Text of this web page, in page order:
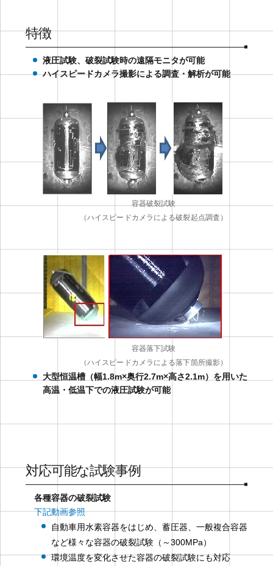
特徴
液圧試験、破裂試験時の遠隔モニタが可能
ハイスピードカメラ撮影による調査・解析が可能
容器破裂試験
（ハイスピードカメラによる破裂起点調査）
容器落下試験
（ハイスピードカメラによる落下箇所撮影）
大型恒温槽（幅1.8m×奥行2.7m×高さ2.1m）を用いた
高温・低温下での液圧試験が可能
対応可能な試験事例
各種容器の破裂試験
下記動画参照
自動車用水素容器をはじめ、蓄圧器、一般複合容器
など様々な容器の破裂試験（～300MPa）
環境温度を変化させた容器の破裂試験にも対応